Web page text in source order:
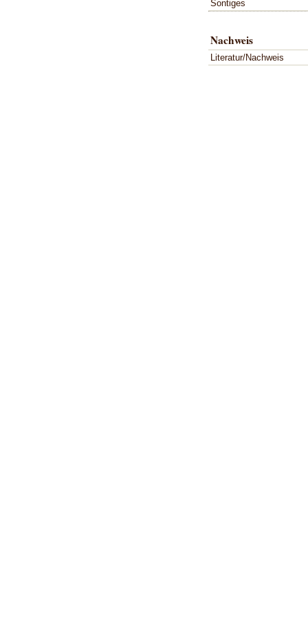
Sontiges
Nachweis
Literatur/Nachweis